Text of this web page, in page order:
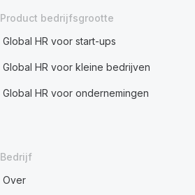
Product bedrijfsgrootte
Global HR voor start-ups
Global HR voor kleine bedrijven
Global HR voor ondernemingen
Bedrijf
Over